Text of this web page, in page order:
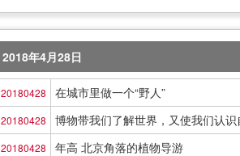
2018年4月28日
20180428 在城市里做一个“野人”
20180428 博物带我们了解世界，又使我们认
20180428 年高 北京角落的植物导游